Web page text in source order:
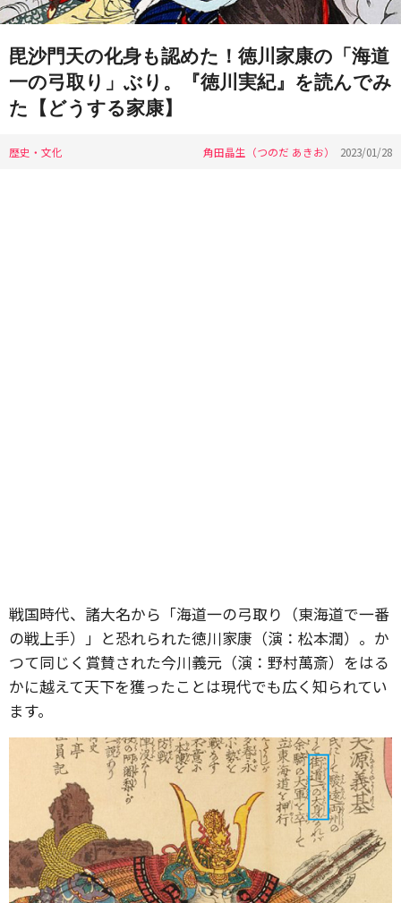
毘沙門天の化身も認めた！徳川家康の「海道
一の弓取り」ぶり。『徳川実紀』を読んでみ
た【どうする家康】
歴史・文化 角田晶生（つのだ あきお） 2023/01/28
戦国時代、諸大名から「海道一の弓取り（東海道で一番
の戦上手）」と恐れられた徳川家康（演：松本潤）。か
つて同じく賞賛された今川義元（演：野村萬斎）をはる
かに越えて天下を獲ったことは現代でも広く知られてい
ます。